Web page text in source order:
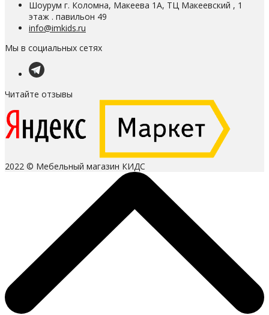
Шоурум г. Коломна, Макеева 1А, ТЦ Макеевский , 1
этаж . павильон 49
info@imkids.ru
Мы в социальных сетях
Читайте отзывы
2022 © Мебельный магазин КИДС